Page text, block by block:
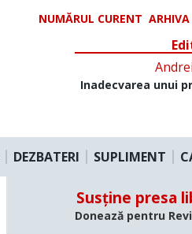
NUMĂRUL CURENT ARHIVA
Andrei
Inadecvarea unui
DEZBATERI SUPLIMENT
Susține presa
Donează pentru